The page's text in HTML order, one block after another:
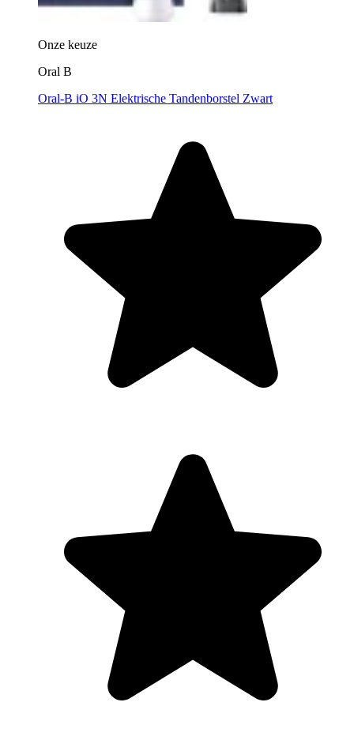
Onze keuze
Oral B
Oral-B iO 3N Elektrische Tandenborstel Zwart